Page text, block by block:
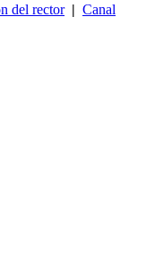
del rector| Canal